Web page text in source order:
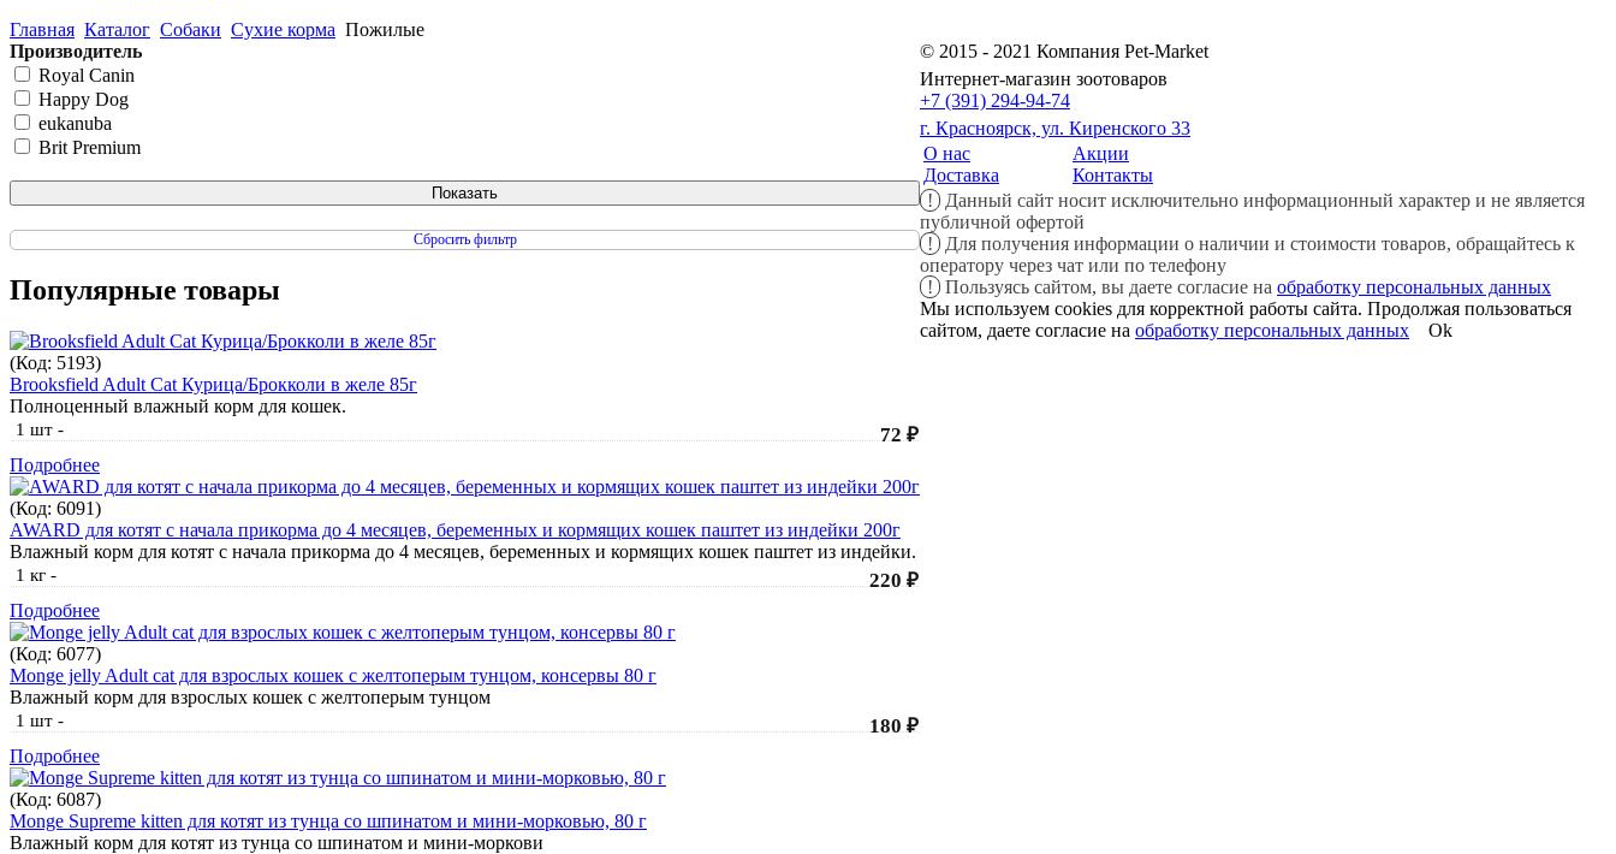
Главная Каталог Собаки Сухие корма Пожилые
Производитель
Royal Canin
Happy Dog
eukanuba
Brit Premium
Сбросить фильтр
Популярные товары
(Код: 5193)
Brooksfield Adult Cat Курица/Брокколи в желе 85г
Полноценный влажный корм для кошек.
1 шт - 72 ₽
Подробнее
(Код: 6091)
AWARD для котят с начала прикорма до 4 месяцев, беременных и кормящих кошек паштет из индейки 200г
Влажный корм для котят с начала прикорма до 4 месяцев, беременных и кормящих кошек паштет из индейки.
1 кг - 220 ₽
Подробнее
(Код: 6077)
Monge jelly Adult cat для взрослых кошек с желтоперым тунцом, консервы 80 г
Влажный корм для взрослых кошек с желтоперым тунцом
1 шт - 180 ₽
Подробнее
(Код: 6087)
Monge Supreme kitten для котят из тунца со шпинатом и мини-морковью, 80 г
Влажный корм для котят из тунца со шпинатом и мини-моркови
© 2015 - 2021 Компания Pet-Market
Интернет-магазин зоотоваров
+7 (391) 294-94-74
г. Красноярск, ул. Киренского 33
О нас
Доставка
Акции
Контакты
!
Данный сайт носит исключительно информационный характер и не является
публичной офертой
!
Для получения информации о наличии и стоимости товаров, обращайтесь к
оператору через чат или по телефону
!
Пользуясь сайтом, вы даете согласие на обработку персональных данных
Мы используем cookies для корректной работы сайта. Продолжая пользоваться
сайтом, даете согласие на обработку персональных данных Ok